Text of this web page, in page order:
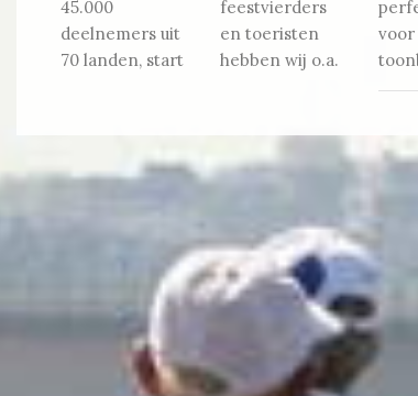
45.000
deelnemers uit
70 landen, start
feestvierders
en toeristen
hebben wij o.a.
perfecte gift
voor op de
toonbank van
ons te